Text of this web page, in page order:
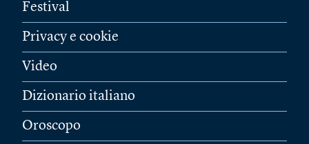
Festival
Privacy e cookie
Video
Dizionario italiano
Oroscopo